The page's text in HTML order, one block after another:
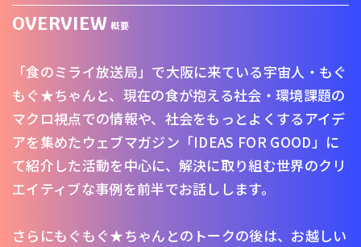
OVERVIEW 概要
「食のミライ放送局」で大阪に来ている宇宙人・もぐ
もぐ★ちゃんと、現在の食が抱える社会・環境課題の
マクロ視点での情報や、社会をもっとよくするアイデ
アを集めたウェブマガジン「IDEAS FOR GOOD」に
て紹介した活動を中心に、解決に取り組む世界のクリ
エイティブな事例を前半でお話しします。
さらにもぐもぐ★ちゃんとのトークの後は、お越しい